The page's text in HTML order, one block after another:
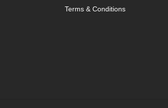
Terms & Conditions